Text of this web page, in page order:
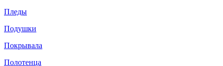
Пледы
Подушки
Покрывала
Полотенца